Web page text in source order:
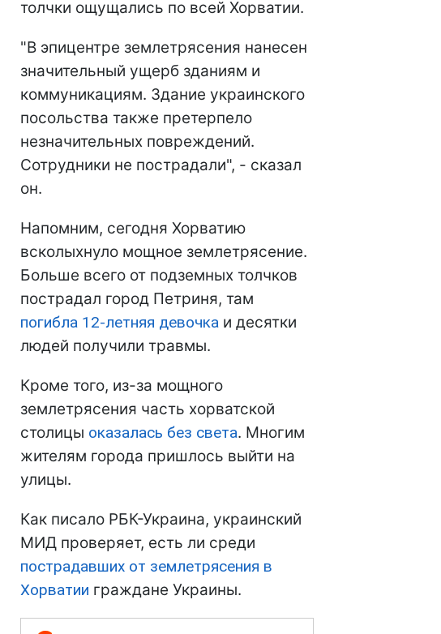
толчки ощущались по всей Хорватии.
"В эпицентре землетрясения нанесен
значительный ущерб зданиям и
коммуникациям. Здание украинского
посольства также претерпело
незначительных повреждений.
Сотрудники не пострадали", - сказал
он.
Напомним, сегодня Хорватию
всколыхнуло мощное землетрясение.
Больше всего от подземных толчков
пострадал город Петриня, там
погибла 12-летняя девочка и десятки
людей получили травмы.
Кроме того, из-за мощного
землетрясения часть хорватской
столицы оказалась без света. Многим
жителям города пришлось выйти на
улицы.
Как писало РБК-Украина, украинский
МИД проверяет, есть ли среди
пострадавших от землетрясения в
Хорватии граждане Украины.